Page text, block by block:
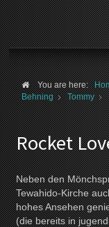
You are here:
Behning
Tommy
Rocket
Neben den
Tewahido-Kirche
hohes Ansehen
(die bereits in